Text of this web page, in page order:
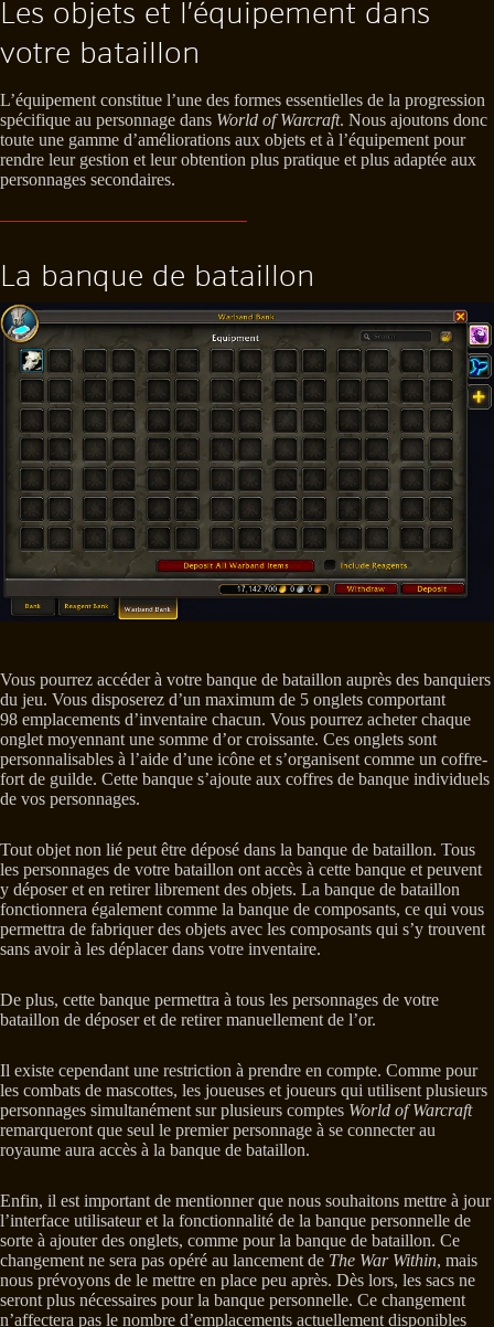
Les objets et l’équipement dans
votre bataillon
L’équipement constitue l’une des formes essentielles de la progression
spécifique au personnage dans World of Warcraft. Nous ajoutons donc
toute une gamme d’améliorations aux objets et à l’équipement pour
rendre leur gestion et leur obtention plus pratique et plus adaptée aux
personnages secondaires.
La banque de bataillon
Vous pourrez accéder à votre banque de bataillon auprès des banquiers
du jeu. Vous disposerez d’un maximum de 5 onglets comportant
98 emplacements d’inventaire chacun. Vous pourrez acheter chaque
onglet moyennant une somme d’or croissante. Ces onglets sont
personnalisables à l’aide d’une icône et s’organisent comme un coffre-
fort de guilde. Cette banque s’ajoute aux coffres de banque individuels
de vos personnages.
Tout objet non lié peut être déposé dans la banque de bataillon. Tous
les personnages de votre bataillon ont accès à cette banque et peuvent
y déposer et en retirer librement des objets. La banque de bataillon
fonctionnera également comme la banque de composants, ce qui vous
permettra de fabriquer des objets avec les composants qui s’y trouvent
sans avoir à les déplacer dans votre inventaire.
De plus, cette banque permettra à tous les personnages de votre
bataillon de déposer et de retirer manuellement de l’or.
Il existe cependant une restriction à prendre en compte. Comme pour
les combats de mascottes, les joueuses et joueurs qui utilisent plusieurs
personnages simultanément sur plusieurs comptes World of Warcraft
remarqueront que seul le premier personnage à se connecter au
royaume aura accès à la banque de bataillon.
Enfin, il est important de mentionner que nous souhaitons mettre à jour
l’interface utilisateur et la fonctionnalité de la banque personnelle de
sorte à ajouter des onglets, comme pour la banque de bataillon. Ce
changement ne sera pas opéré au lancement de The War Within, mais
nous prévoyons de le mettre en place peu après. Dès lors, les sacs ne
seront plus nécessaires pour la banque personnelle. Ce changement
n’affectera pas le nombre d’emplacements actuellement disponibles